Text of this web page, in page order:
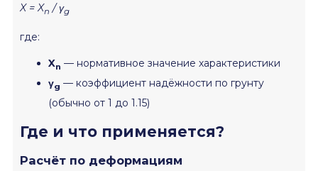
X = Xn / γg
где:
Xn — нормативное значение характеристики
γg — коэффициент надёжности по грунту
(обычно от 1 до 1.15)
Где и что применяется?
Расчёт по деформациям